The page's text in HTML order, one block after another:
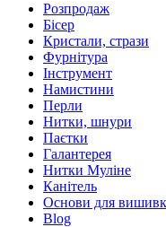
Розпродаж
Бісер
Кристали, стрази
Фурнітура
Інструмент
Намистини
Перли
Нитки, шнури
Паєтки
Галантерея
Нитки Муліне
Канітель
Основи для
Blog